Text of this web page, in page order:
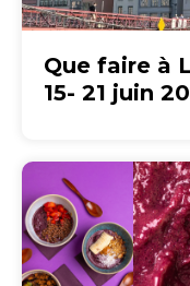
Que faire à
15- 21 juin